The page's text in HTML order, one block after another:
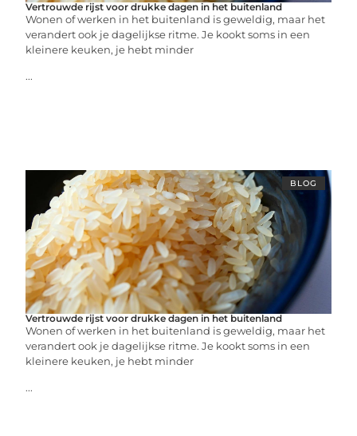
Vertrouwde rijst voor drukke dagen in het buitenland
Wonen of werken in het buitenland is geweldig, maar het
verandert ook je dagelijkse ritme. Je kookt soms in een
kleinere keuken, je hebt minder
...
BLOG
Vertrouwde rijst voor drukke dagen in het buitenland
Wonen of werken in het buitenland is geweldig, maar het
verandert ook je dagelijkse ritme. Je kookt soms in een
kleinere keuken, je hebt minder
...